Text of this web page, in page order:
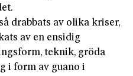
drabbats av olika kriser,
av en ensidig
teknik, gröda
i form av guano i